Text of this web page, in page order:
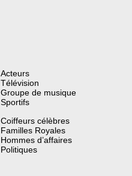
Acteurs
Télévision
Groupe de musique
Sportifs
Coiffeurs célèbres
Familles Royales
Hommes d’affaires
Politiques